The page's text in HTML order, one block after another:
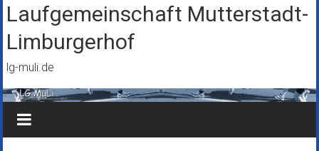
Zum
Inhalt
springen
Laufgemeinschaft Mutterstadt-
Limburgerhof
lg-muli.de